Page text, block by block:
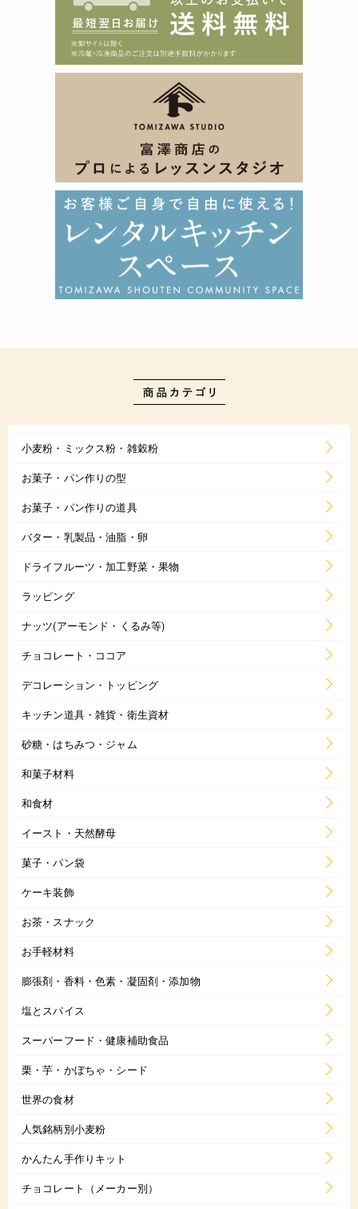
小麦粉・ミックス粉・雑穀粉
お菓子・パン作りの型
お菓子・パン作りの道具
バター・乳製品・油脂・卵
ドライフルーツ・加工野菜・果物
ラッピング
ナッツ(アーモンド・くるみ等)
チョコレート・ココア
デコレーション・トッピング
キッチン道具・雑貨・衛生資材
砂糖・はちみつ・ジャム
和菓子材料
和食材
イースト・天然酵母
菓子・パン袋
ケーキ装飾
お茶・スナック
お手軽材料
膨張剤・香料・色素・凝固剤・添加物
塩とスパイス
スーパーフード・健康補助食品
栗・芋・かぼちゃ・シード
世界の食材
人気銘柄別小麦粉
かんたん手作りキット
チョコレート（メーカー別）